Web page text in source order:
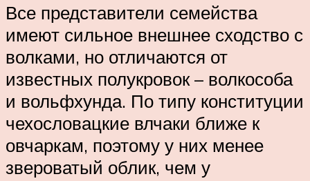
Все представители семейства
имеют сильное внешнее сходство с
волками, но отличаются от
известных полукровок – волкособа
и вольфхунда. По типу конституции
чехословацкие влчаки ближе к
овчаркам, поэтому у них менее
звероватый облик, чем у